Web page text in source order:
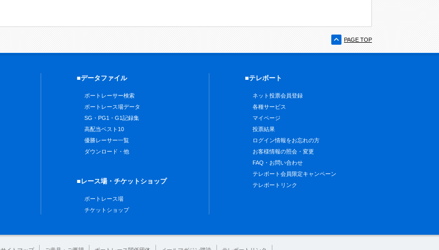
PAGE TOP
■データファイル
ボートレーサー検索
ボートレース場データ
SG・PG1・G1記録集
高配当ベスト10
優勝レーサー一覧
ダウンロード・他
■レース場・チケットショップ
ボートレース場
チケットショップ
■テレボート
ネット投票会員登録
各種サービス
マイページ
投票結果
ログイン情報をお忘れの方
お客様情報の照会・変更
FAQ・お問い合わせ
テレボート会員限定キャンペーン
テレボートリンク